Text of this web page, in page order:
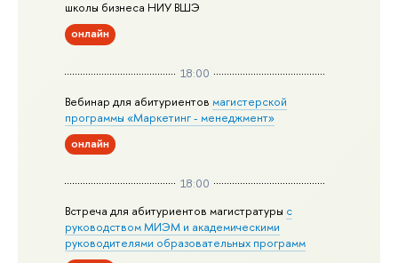
школы бизнеса НИУ ВШЭ
онлайн
18:00
Вебинар для абитуриентов магистерской
программы «Маркетинг - менеджмент»
онлайн
18:00
Встреча для абитуриентов магистратуры с
руководством МИЭМ и академическими
руководителями образовательных программ